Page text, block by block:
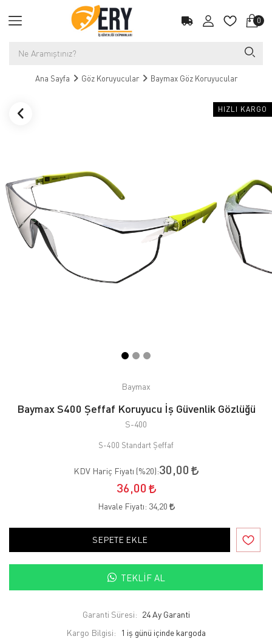
0
Ana Sayfa Göz Koruyucular Baymax Göz Koruyucular
HIZLI KARGO
Baymax
Baymax S400 Şeffaf Koruyucu İş Güvenlik Gözlüğü
S-400
S-400 Standart Şeffaf
KDV Hariç Fiyatı (%20):30,00
36,00
Havale Fiyatı: 34,20
SEPETE EKLE
TEKLIF AL
Garanti Süresi: 24 Ay Garanti
Kargo Bilgisi:
1 iş günü içinde kargoda